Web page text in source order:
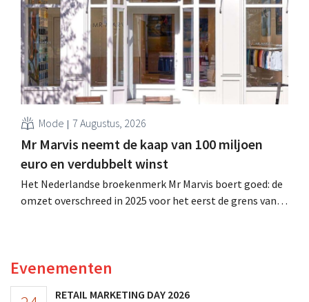
verhoogt het bedrijf ook zijn vooruitzichten voor het
volledige boekjaar.
Mode 7 Augustus, 2026
Mr Marvis neemt de kaap van 100 miljoen
euro en verdubbelt winst
Het Nederlandse broekenmerk Mr Marvis boert goed: de
omzet overschreed in 2025 voor het eerst de grens van
Evenementen
RETAIL MARKETING DAY 2026